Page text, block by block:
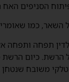
הסניפים האח
השאר, כמו
תפחה ותפחה
משובח שנטחן במקום ועוד 6